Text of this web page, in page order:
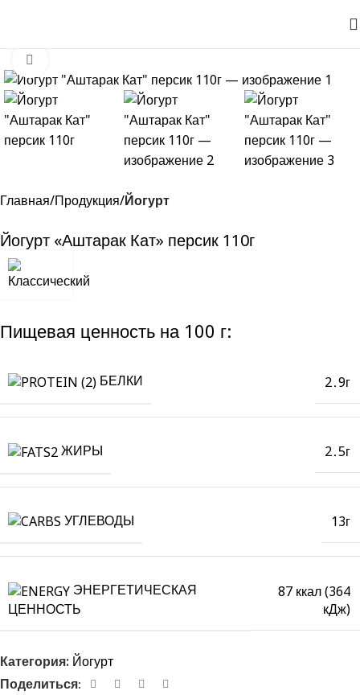
Главная Продукция Йогурт
Йогурт «Аштарак Кат» персик 110г
Пищевая ценность на 100 г:
БЕЛКИ 2․9г
ЖИРЫ 2․5г
УГЛЕВОДЫ 13г
ЭНЕРГЕТИЧЕСКАЯ
ЦЕННОСТЬ
87 ккал (364
кДж)
Категория: Йогурт
Поделиться։